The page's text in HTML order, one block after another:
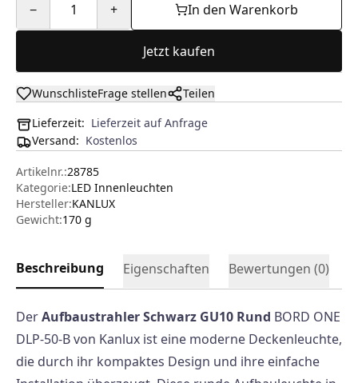
− 1 + In den Warenkorb
Jetzt kaufen
WunschlisteFrage stellen
Teilen
Lieferzeit: Lieferzeit auf Anfrage
Versand: Kostenlos
Artikelnr.:28785
Kategorie:LED Innenleuchten
Hersteller:KANLUX
Gewicht:170 g
Beschreibung Eigenschaften Bewertungen (0)
DerAufbaustrahler Schwarz GU10 Rund BORD ONE
DLP-50-B von Kanlux ist eine moderne Deckenleuchte,
die durch ihr kompaktes Design und ihre einfache